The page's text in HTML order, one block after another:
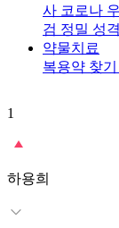
사 코로나
검 정밀 성
약물치료
복용약 찾기
1
하용희